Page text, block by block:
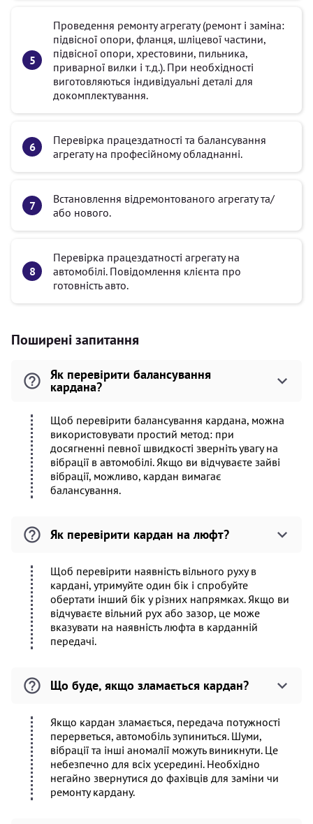
Проведення ремонту агрегату (ремонт і заміна:
підвісної опори, фланця, шліцевої частини,
підвісної опори, хрестовини, пильника,
приварної вилки і т.д.). При необхідності
виготовляються індивідуальні деталі для
докомплектування.
Перевірка працездатності та балансування
агрегату на професійному обладнанні.
Встановлення відремонтованого агрегату та/
або нового.
Перевірка працездатності агрегату на
автомобілі. Повідомлення клієнта про
готовність авто.
Поширені запитання
Як перевірити балансування
кардана?
Щоб перевірити балансування кардана, можна
використовувати простий метод: при
досягненні певної швидкості зверніть увагу на
вібрації в автомобілі. Якщо ви відчуваєте зайві
вібрації, можливо, кардан вимагає
балансування.
Як перевірити кардан на люфт?
Щоб перевірити наявність вільного руху в
кардані, утримуйте один бік і спробуйте
обертати інший бік у різних напрямках. Якщо ви
відчуваєте вільний рух або зазор, це може
вказувати на наявність люфта в карданній
передачі.
Що буде, якщо зламається кардан?
Якщо кардан зламається, передача потужності
перерветься, автомобіль зупиниться. Шуми,
вібрації та інші аномалії можуть виникнути. Це
небезпечно для всіх усередині. Необхідно
негайно звернутися до фахівців для заміни чи
ремонту кардану.